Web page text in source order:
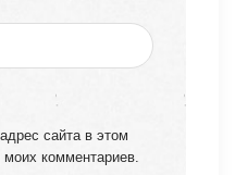
сайта в этом
комментариев.